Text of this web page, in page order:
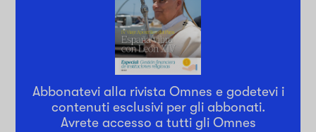
Abbonatevi alla rivista Omnes e godetevi i
contenuti esclusivi per gli abbonati.
Avrete accesso a tutti gli Omnes